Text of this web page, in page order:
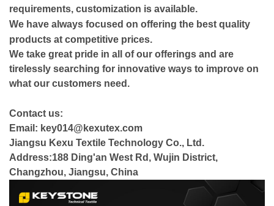
requirements, customization is available.
We have always focused on offering the best quality
products at competitive prices.
We take great pride in all of our offerings and are
tirelessly searching for innovative ways to improve on
what our customers need.
Contact us:
Email: key014@kexutex.com
Jiangsu Kexu Textile Technology Co., Ltd.
Address:188 Ding'an West Rd, Wujin District,
Changzhou, Jiangsu, China